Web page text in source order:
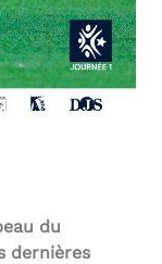
du
dernières